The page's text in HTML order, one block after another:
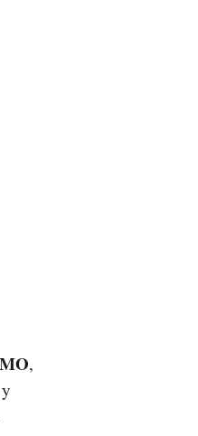
,